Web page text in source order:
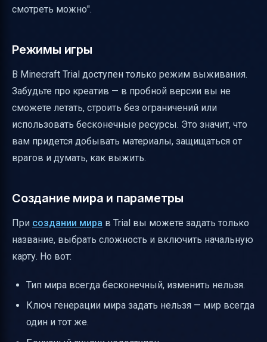
смотреть можно".
Режимы игры
В Minecraft Trial доступен только режим выживания.
Забудьте про креатив — в пробной версии вы не
сможете летать, строить без ограничений или
использовать бесконечные ресурсы. Это значит, что
вам придется добывать материалы, защищаться от
врагов и думать, как выжить.
Создание мира и параметры
При создании мира в Trial вы можете задать только
название, выбрать сложность и включить начальную
карту. Но вот:
Тип мира всегда бесконечный, изменить нельзя.
Ключ генерации мира задать нельзя — мир всегда
один и тот же.